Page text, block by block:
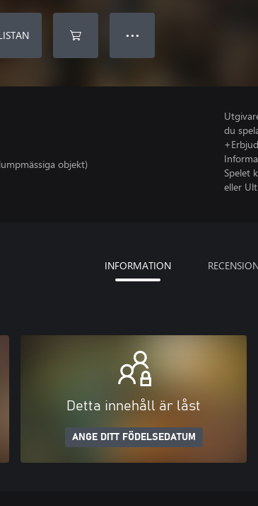
● ● ●
objekt)
du
Spelet
eller
INFORMATION
Detta innehåll är låst
ANGE DITT FÖDELSEDATUM